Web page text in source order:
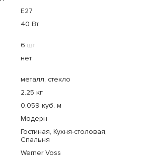
E27
40 Вт
6 шт
нет
металл, стекло
2.25 кг
0.059 куб. м
Модерн
Гостиная, Кухня-столовая,
Спальня
Werner Voss